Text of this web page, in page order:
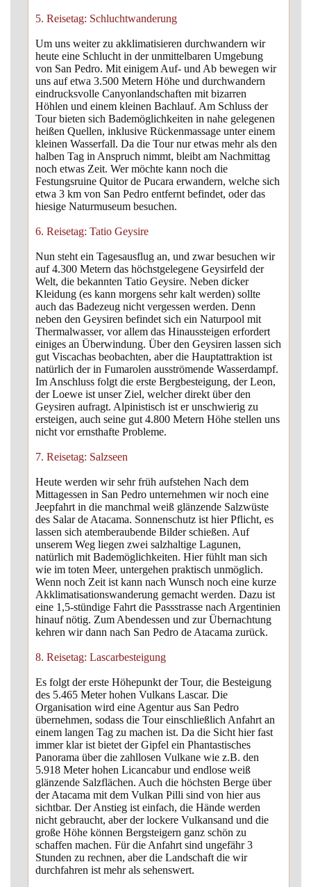
5. Reisetag: Schluchtwanderung
Um uns weiter zu akklimatisieren durchwandern wir
heute eine Schlucht in der unmittelbaren Umgebung
von San Pedro. Mit einigem Auf- und Ab bewegen wir
uns auf etwa 3.500 Metern Höhe und durchwandern
eindrucksvolle Canyonlandschaften mit bizarren
Höhlen und einem kleinen Bachlauf. Am Schluss der
Tour bieten sich Bademöglichkeiten in nahe gelegenen
heißen Quellen, inklusive Rückenmassage unter einem
kleinen Wasserfall. Da die Tour nur etwas mehr als den
halben Tag in Anspruch nimmt, bleibt am Nachmittag
noch etwas Zeit. Wer möchte kann noch die
Festungsruine Quitor de Pucara erwandern, welche sich
etwa 3 km von San Pedro entfernt befindet, oder das
hiesige Naturmuseum besuchen.
6. Reisetag: Tatio Geysire
Nun steht ein Tagesausflug an, und zwar besuchen wir
auf 4.300 Metern das höchstgelegene Geysirfeld der
Welt, die bekannten Tatio Geysire. Neben dicker
Kleidung (es kann morgens sehr kalt werden) sollte
auch das Badezeug nicht vergessen werden. Denn
neben den Geysiren befindet sich ein Naturpool mit
Thermalwasser, vor allem das Hinaussteigen erfordert
einiges an Überwindung. Über den Geysiren lassen sich
gut Viscachas beobachten, aber die Hauptattraktion ist
natürlich der in Fumarolen ausströmende Wasserdampf.
Im Anschluss folgt die erste Bergbesteigung, der Leon,
der Loewe ist unser Ziel, welcher direkt über den
Geysiren aufragt. Alpinistisch ist er unschwierig zu
ersteigen, auch seine gut 4.800 Metern Höhe stellen uns
nicht vor ernsthafte Probleme.
7. Reisetag: Salzseen
Heute werden wir sehr früh aufstehen Nach dem
Mittagessen in San Pedro unternehmen wir noch eine
Jeepfahrt in die manchmal weiß glänzende Salzwüste
des Salar de Atacama. Sonnenschutz ist hier Pflicht, es
lassen sich atemberaubende Bilder schießen. Auf
unserem Weg liegen zwei salzhaltige Lagunen,
natürlich mit Bademöglichkeiten. Hier fühlt man sich
wie im toten Meer, untergehen praktisch unmöglich.
Wenn noch Zeit ist kann nach Wunsch noch eine kurze
Akklimatisationswanderung gemacht werden. Dazu ist
eine 1,5-stündige Fahrt die Passstrasse nach Argentinien
hinauf nötig. Zum Abendessen und zur Übernachtung
kehren wir dann nach San Pedro de Atacama zurück.
8. Reisetag: Lascarbesteigung
Es folgt der erste Höhepunkt der Tour, die Besteigung
des 5.465 Meter hohen Vulkans Lascar. Die
Organisation wird eine Agentur aus San Pedro
übernehmen, sodass die Tour einschließlich Anfahrt an
einem langen Tag zu machen ist. Da die Sicht hier fast
immer klar ist bietet der Gipfel ein Phantastisches
Panorama über die zahllosen Vulkane wie z.B. den
5.918 Meter hohen Licancabur und endlose weiß
glänzende Salzflächen. Auch die höchsten Berge über
der Atacama mit dem Vulkan Pilli sind von hier aus
sichtbar. Der Anstieg ist einfach, die Hände werden
nicht gebraucht, aber der lockere Vulkansand und die
große Höhe können Bergsteigern ganz schön zu
schaffen machen. Für die Anfahrt sind ungefähr 3
Stunden zu rechnen, aber die Landschaft die wir
durchfahren ist mehr als sehenswert.